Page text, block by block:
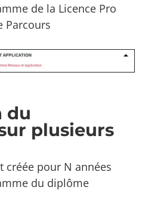
de la Licence Pro
Parcours
du
plusieurs
créée pour N années
du diplôme